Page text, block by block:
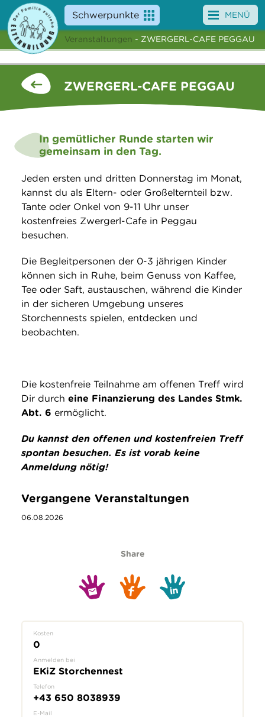
Schwerpunkte
Angebote
Veranstaltungen
Über uns
Suche
MENÜ
Veranstaltungen - ZWERGERL-CAFE PEGGAU
ZWERGERL-CAFE PEGGAU
In gemütlicher Runde starten wir
gemeinsam in den Tag.
Jeden ersten und dritten Donnerstag im Monat,
kannst du als Eltern- oder Großelternteil bzw.
Tante oder Onkel von 9-11 Uhr unser
kostenfreies Zwergerl-Cafe in Peggau
besuchen.
Die Begleitpersonen der 0-3 jährigen Kinder
können sich in Ruhe, beim Genuss von Kaffee,
Tee oder Saft, austauschen, während die Kinder
in der sicheren Umgebung unseres
Storchennests spielen, entdecken und
beobachten.
Die kostenfreie Teilnahme am offenen Treff wird
Dir durch eine Finanzierung des Landes Stmk.
Abt. 6 ermöglicht.
Du kannst den offenen und kostenfreien Treff
spontan besuchen. Es ist vorab keine
Anmeldung nötig!
Vergangene Veranstaltungen
06.08.2026
Share
Kosten
0
Anmelden bei
EKiZ Storchennest
Telefon
+43 650 8038939
E-Mail